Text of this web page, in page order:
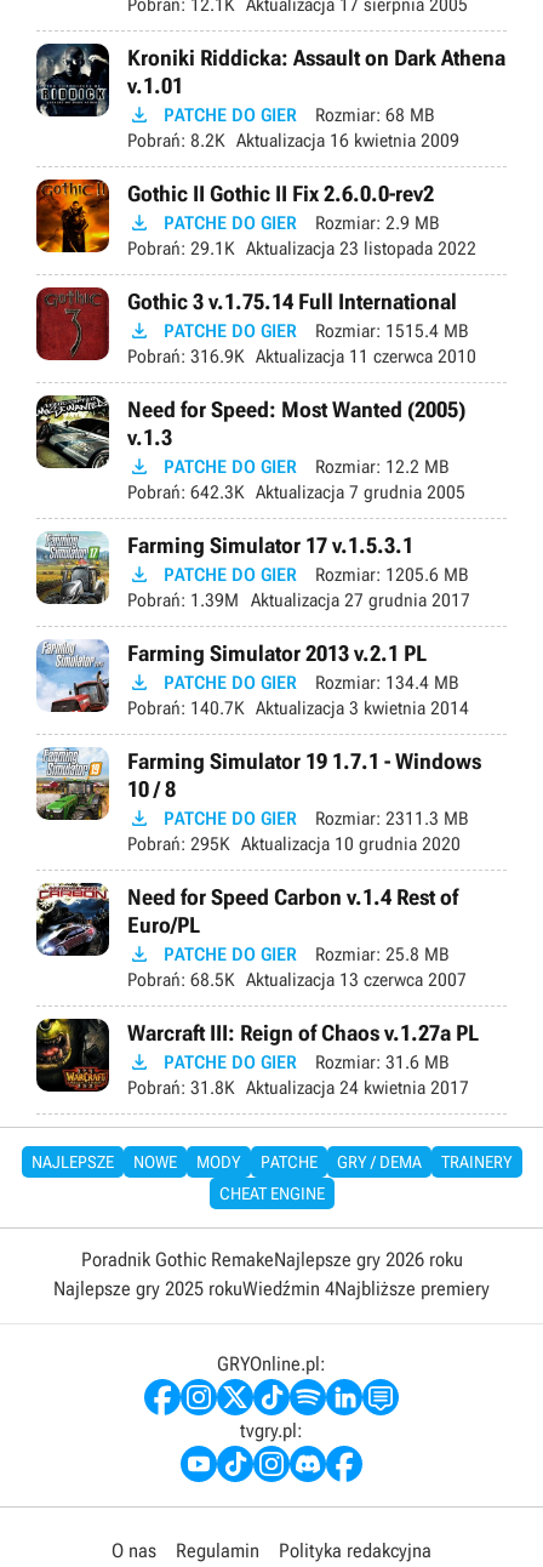
Pobrań: 12.1K Aktualizacja 17 sierpnia 2005
Kroniki Riddicka: Assault on Dark Athena
v.1.01
 PATCHE DO GIER Rozmiar: 68 MB
Pobrań: 8.2K Aktualizacja 16 kwietnia 2009
Gothic II Gothic II Fix 2.6.0.0-rev2
 PATCHE DO GIER Rozmiar: 2.9 MB
Pobrań: 29.1K Aktualizacja 23 listopada 2022
Gothic 3 v.1.75.14 Full International
 PATCHE DO GIER Rozmiar: 1515.4 MB
Pobrań: 316.9K Aktualizacja 11 czerwca 2010
Need for Speed: Most Wanted (2005)
v.1.3
 PATCHE DO GIER Rozmiar: 12.2 MB
Pobrań: 642.3K Aktualizacja 7 grudnia 2005
Farming Simulator 17 v.1.5.3.1
 PATCHE DO GIER Rozmiar: 1205.6 MB
Pobrań: 1.39M Aktualizacja 27 grudnia 2017
Farming Simulator 2013 v.2.1 PL
 PATCHE DO GIER Rozmiar: 134.4 MB
Pobrań: 140.7K Aktualizacja 3 kwietnia 2014
Farming Simulator 19 1.7.1 - Windows
10 / 8
 PATCHE DO GIER Rozmiar: 2311.3 MB
Pobrań: 295K Aktualizacja 10 grudnia 2020
Need for Speed Carbon v.1.4 Rest of
Euro/PL
 PATCHE DO GIER Rozmiar: 25.8 MB
Pobrań: 68.5K Aktualizacja 13 czerwca 2007
Warcraft III: Reign of Chaos v.1.27a PL
 PATCHE DO GIER Rozmiar: 31.6 MB
Pobrań: 31.8K Aktualizacja 24 kwietnia 2017
NAJLEPSZE NOWE MODY PATCHE GRY / DEMA
TRAINERY
CHEAT ENGINE
Poradnik Gothic RemakeNajlepsze gry 2026 roku
Najlepsze gry 2025 rokuWiedźmin 4Najbliższe premiery
GRYOnline.pl:
tvgry.pl:
O nas Regulamin Polityka redakcyjna